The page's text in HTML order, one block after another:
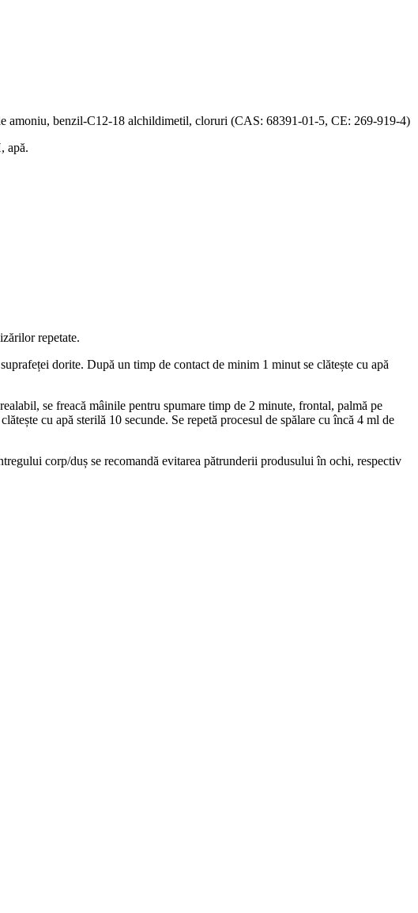
amoniu, benzil-C12-18 alchildimetil, cloruri (CAS: 68391-01-5, CE: 269-919-4)
apă.
repetate.
dorite. După un timp de contact de minim 1 minut se clătește cu apă
se freacă mâinile pentru spumare timp de 2 minute, frontal, palmă pe
cu apă sterilă 10 secunde. Se repetă procesul de spălare cu încă 4 ml de
corp/duș se recomandă evitarea pătrunderii produsului în ochi, respectiv